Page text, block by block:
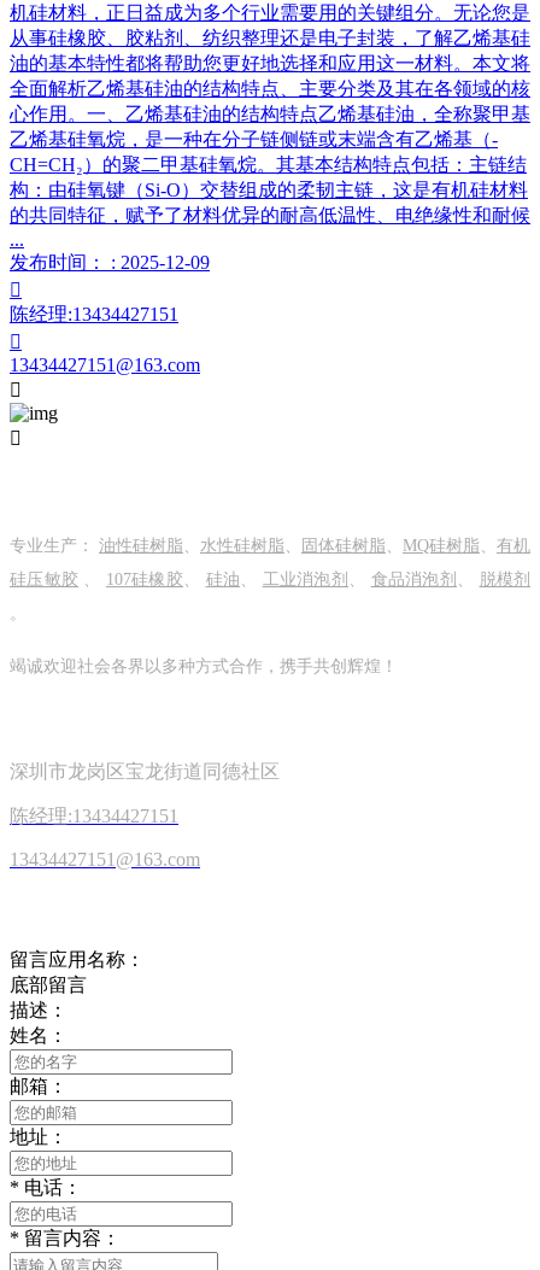
机硅材料，正日益成为多个行业需要用的关键组分。无论您是
从事硅橡胶、胶粘剂、纺织整理还是电子封装，了解乙烯基硅
油的基本特性都将帮助您更好地选择和应用这一材料。本文将
全面解析乙烯基硅油的结构特点、主要分类及其在各领域的核
心作用。一、乙烯基硅油的结构特点乙烯基硅油，全称聚甲基
乙烯基硅氧烷，是一种在分子链侧链或末端含有乙烯基（-
CH=CH₂）的聚二甲基硅氧烷。其基本结构特点包括：主链结
构：由硅氧键（Si-O）交替组成的柔韧主链，这是有机硅材料
的共同特征，赋予了材料优异的耐高低温性、电绝缘性和耐候
...
发布时间： : 2025-12-09

陈经理:13434427151

13434427151@163.com


专业生产： 油性硅树脂 水性硅树脂 固体硅树脂 MQ硅树脂
有机
硅压敏胶
107硅橡胶 硅油 工业消泡剂 食品消泡剂
脱模剂
。
竭诚欢迎社会各界以多种方式合作，携手共创辉煌！
深圳市龙岗区宝龙街道同德社区
陈经理:13434427151
13434427151@163.com
留言应用名称：
底部留言
描述：
姓名：
邮箱：
地址：
* 电话：
* 留言内容：